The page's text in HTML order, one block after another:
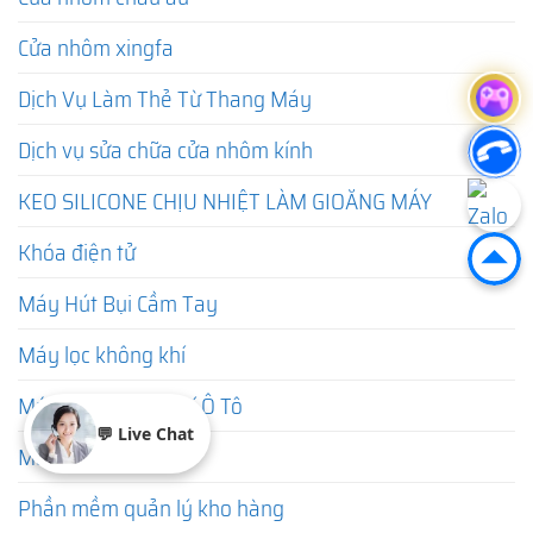
Cửa nhôm xingfa
Dịch Vụ Làm Thẻ Từ Thang Máy
Dịch vụ sửa chữa cửa nhôm kính
KEO SILICONE CHỊU NHIỆT LÀM GIOĂNG MÁY
Khóa điện tử
Máy Hút Bụi Cầm Tay
Máy lọc không khí
Máy Lọc Không Khí Ô Tô
Máy sưởi mini
Phần mềm quản lý kho hàng
💬 Live Chat